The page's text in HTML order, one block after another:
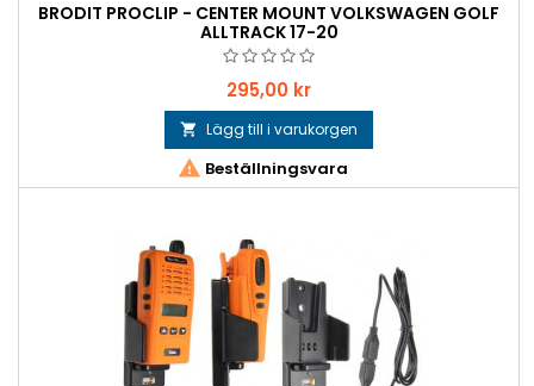
BRODIT PROCLIP - CENTER MOUNT VOLKSWAGEN GOLF
ALLTRACK 17-20
Pris
295,00 kr
 Lägg till i varukorgen
 Beställningsvara